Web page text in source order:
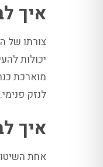
איך
צורתו של
יכולות
מוארכת
לנזק פנימי.
איך
אחת